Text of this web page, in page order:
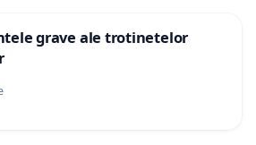
grave ale trotinetelor